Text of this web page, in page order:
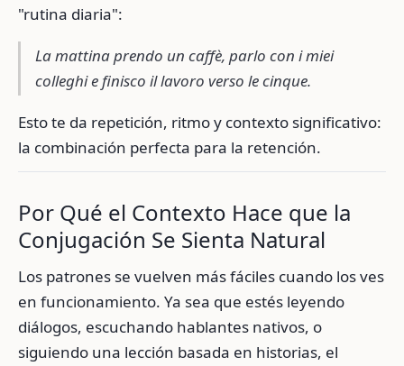
"rutina diaria":
La mattina prendo un caffè, parlo con i miei
colleghi e finisco il lavoro verso le cinque.
Esto te da repetición, ritmo y contexto significativo:
la combinación perfecta para la retención.
Por Qué el Contexto Hace que la
Conjugación Se Sienta Natural
Los patrones se vuelven más fáciles cuando los ves
en funcionamiento. Ya sea que estés leyendo
diálogos, escuchando hablantes nativos, o
siguiendo una lección basada en historias, el